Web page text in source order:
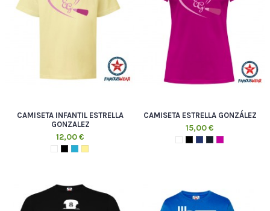
CAMISETA INFANTIL ESTRELLA
GONZALEZ
12,00 €
CAMISETA ESTRELLA GONZÁLEZ
15,00 €